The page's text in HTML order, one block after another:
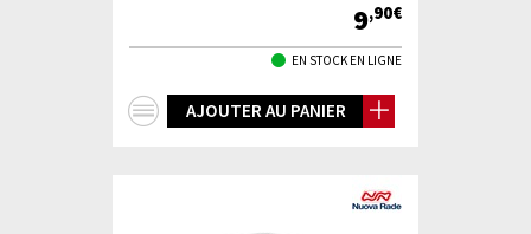
9,90€
EN STOCK EN LIGNE
AJOUTER AU PANIER